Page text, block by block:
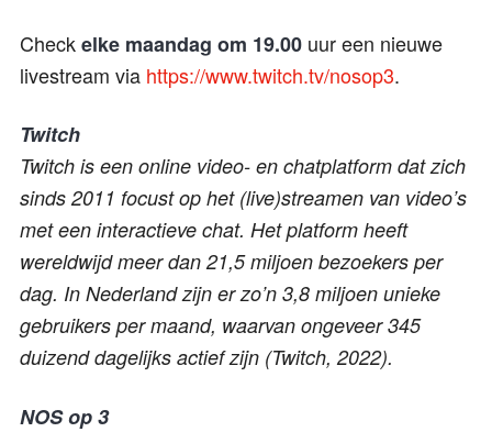
Checkelke maandag om 19.00 uur een nieuwe
livestream via https://www.twitch.tv/nosop3.
Twitch
Twitch is een online video- en chatplatform dat zich
sinds 2011 focust op het (live)streamen van video’s
met een interactieve chat. Het platform heeft
wereldwijd meer dan 21,5 miljoen bezoekers per
dag. In Nederland zijn er zo’n 3,8 miljoen unieke
gebruikers per maand, waarvan ongeveer 345
duizend dagelijks actief zijn (Twitch, 2022).
NOS op 3